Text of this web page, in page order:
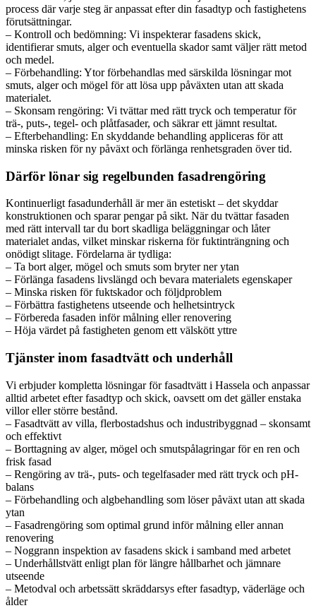
process där varje steg är anpassat efter din fasadtyp och fastighetens
förutsättningar.
– Kontroll och bedömning: Vi inspekterar fasadens skick,
identifierar smuts, alger och eventuella skador samt väljer rätt metod
och medel.
– Förbehandling: Ytor förbehandlas med särskilda lösningar mot
smuts, alger och mögel för att lösa upp påväxten utan att skada
materialet.
– Skonsam rengöring: Vi tvättar med rätt tryck och temperatur för
trä-, puts-, tegel- och plåtfasader, och säkrar ett jämnt resultat.
– Efterbehandling: En skyddande behandling appliceras för att
minska risken för ny påväxt och förlänga renhetsgraden över tid.
Därför lönar sig regelbunden fasadrengöring
Kontinuerligt fasadunderhåll är mer än estetiskt – det skyddar
konstruktionen och sparar pengar på sikt. När du tvättar fasaden
med rätt intervall tar du bort skadliga beläggningar och låter
materialet andas, vilket minskar riskerna för fuktinträngning och
onödigt slitage. Fördelarna är tydliga:
– Ta bort alger, mögel och smuts som bryter ner ytan
– Förlänga fasadens livslängd och bevara materialets egenskaper
– Minska risken för fuktskador och följdproblem
– Förbättra fastighetens utseende och helhetsintryck
– Förbereda fasaden inför målning eller renovering
– Höja värdet på fastigheten genom ett välskött yttre
Tjänster inom fasadtvätt och underhåll
Vi erbjuder kompletta lösningar för fasadtvätt i Hassela och anpassar
alltid arbetet efter fasadtyp och skick, oavsett om det gäller enstaka
villor eller större bestånd.
– Fasadtvätt av villa, flerbostadshus och industribyggnad – skonsamt
och effektivt
– Borttagning av alger, mögel och smutspålagringar för en ren och
frisk fasad
– Rengöring av trä-, puts- och tegelfasader med rätt tryck och pH-
balans
– Förbehandling och algbehandling som löser påväxt utan att skada
ytan
– Fasadrengöring som optimal grund inför målning eller annan
renovering
– Noggrann inspektion av fasadens skick i samband med arbetet
– Underhållstvätt enligt plan för längre hållbarhet och jämnare
utseende
– Metodval och arbetssätt skräddarsys efter fasadtyp, väderläge och
ålder